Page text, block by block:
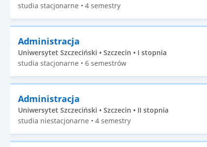
studia stacjonarne • 4 semestry
Administracja
Uniwersytet Szczeciński • Szczecin • I stopnia
studia stacjonarne • 6 semestrów
Administracja
Uniwersytet Szczeciński • Szczecin • II stopnia
studia niestacjonarne • 4 semestry